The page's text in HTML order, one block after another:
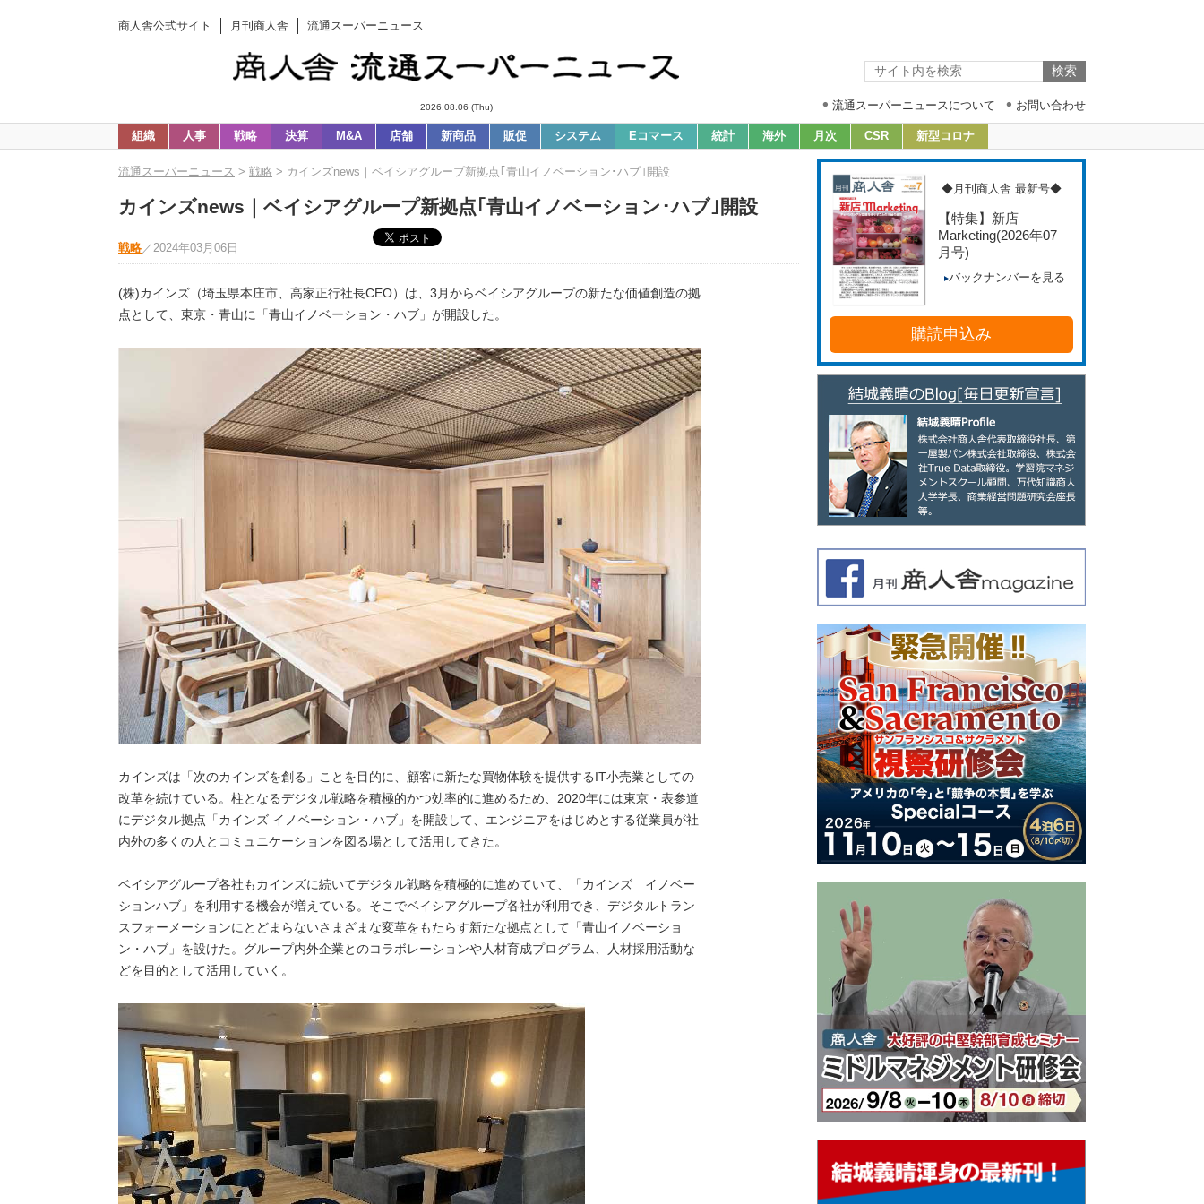
商人舎公式サイト 月刊商人舎 流通スーパーニュース
2026.08.06 (Thu) 流通スーパーニュースについて お問い合わせ
組織 人事 戦略 決算 M&A 店舗 新商品 販促 システム Eコマース 統計 海外 月次 CSR 新型コロナ
流通スーパーニュース > 戦略 > カインズnews｜ベイシアグループ新拠点｢青山イノベーション･ハブ｣開設
カインズnews｜ベイシアグループ新拠点｢青山イノベーション･ハブ｣開設
戦略 ／ 2024年03月06日
(株)カインズ（埼玉県本庄市、高家正行社長CEO）は、3月からベイシアグループの新たな価値創造の拠
点として、東京・青山に「青山イノベーション・ハブ」が開設した。
カインズは「次のカインズを創る」ことを目的に、顧客に新たな買物体験を提供するIT小売業としての
改革を続けている。柱となるデジタル戦略を積極的かつ効率的に進めるため、2020年には東京・表参道
にデジタル拠点「カインズ イノベーション・ハブ」を開設して、エンジニアをはじめとする従業員が社
内外の多くの人とコミュニケーションを図る場として活用してきた。
ベイシアグループ各社もカインズに続いてデジタル戦略を積極的に進めていて、「カインズ イノベー
ションハブ」を利用する機会が増えている。そこでベイシアグループ各社が利用でき、デジタルトラン
スフォーメーションにとどまらないさまざまな変革をもたらす新たな拠点として「青山イノベーショ
ン・ハブ」を設けた。グループ内外企業とのコラボレーションや人材育成プログラム、人材採用活動な
どを目的として活用していく。
◆月刊商人舎 最新号◆
【特集】新店
Marketing(2026年07
月号)
バックナンバーを見る
購読申込み